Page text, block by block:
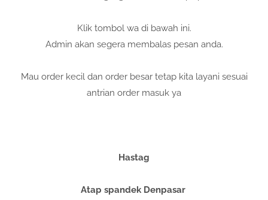
Klik tombol wa di bawah ini.
Admin akan segera membalas pesan anda.
Mau order kecil dan order besar tetap kita layani sesuai
antrian order masuk ya
Hastag
Atap spandek Denpasar